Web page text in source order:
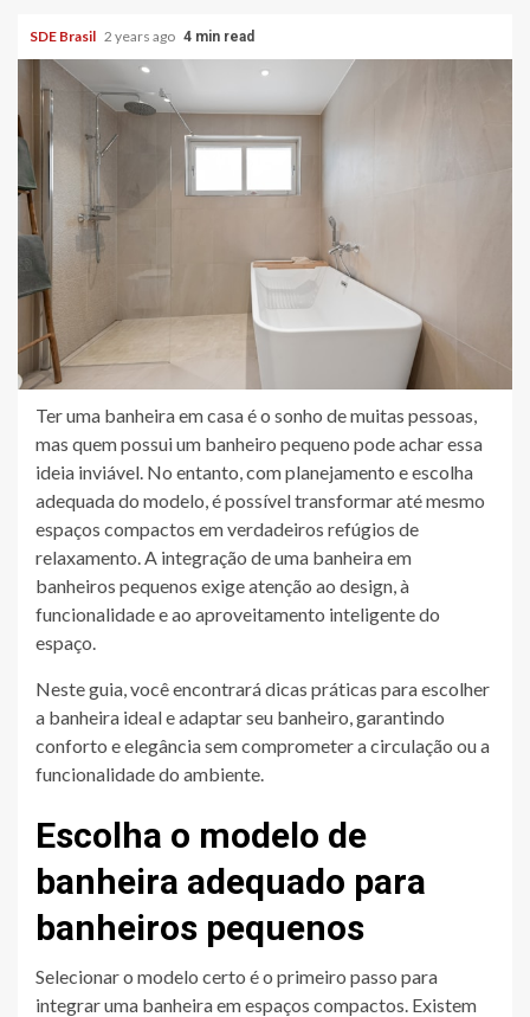
SDE Brasil 2 years ago 4 min read
Ter uma banheira em casa é o sonho de muitas pessoas,
mas quem possui um banheiro pequeno pode achar essa
ideia inviável. No entanto, com planejamento e escolha
adequada do modelo, é possível transformar até mesmo
espaços compactos em verdadeiros refúgios de
relaxamento. A integração de uma banheira em
banheiros pequenos exige atenção ao design, à
funcionalidade e ao aproveitamento inteligente do
espaço.
Neste guia, você encontrará dicas práticas para escolher
a banheira ideal e adaptar seu banheiro, garantindo
conforto e elegância sem comprometer a circulação ou a
funcionalidade do ambiente.
Escolha o modelo de
banheira adequado para
banheiros pequenos
Selecionar o modelo certo é o primeiro passo para
integrar uma banheira em espaços compactos. Existem